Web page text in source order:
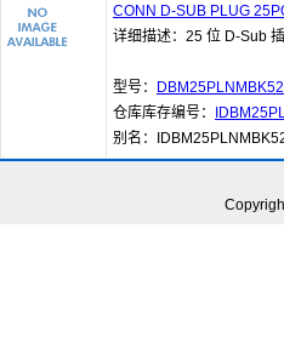
CONN D-SUB PLUG
详细描述：25 位 D-Sub
型号：
DBM25PLNMBK52
仓库库存编号：
别名：